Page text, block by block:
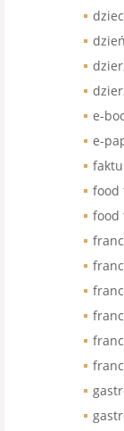
e-
e-
food
food